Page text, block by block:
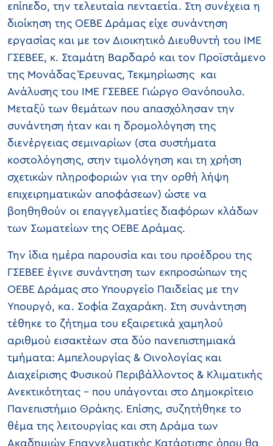
επίπεδο, την τελευταία πενταετία. Στη συνέχεια η
διοίκηση της ΟΕΒΕ Δράμας είχε συνάντηση
εργασίας και με τον Διοικητικό Διευθυντή του ΙΜΕ
ΓΣΕΒΕΕ, κ. Σταμάτη Βαρδαρό και τον Προϊστάμενο
της Μονάδας Έρευνας, Τεκμηρίωσης και
Ανάλυσης του ΙΜΕ ΓΣΕΒΕΕ Γιώργο Θανόπουλο.
Μεταξύ των θεμάτων που απασχόλησαν την
συνάντηση ήταν και η δρομολόγηση της
διενέργειας σεμιναρίων (στα συστήματα
κοστολόγησης, στην τιμολόγηση και τη χρήση
σχετικών πληροφοριών για την ορθή λήψη
επιχειρηματικών αποφάσεων) ώστε να
βοηθηθούν οι επαγγελματίες διαφόρων κλάδων
των Σωματείων της ΟΕΒΕ Δράμας.
Την ίδια ημέρα παρουσία και του προέδρου της
ΓΣΕΒΕΕ έγινε συνάντηση των εκπροσώπων της
ΟΕΒΕ Δράμας στο Υπουργείο Παιδείας με την
Υπουργό, κα. Σοφία Ζαχαράκη. Στη συνάντηση
τέθηκε το ζήτημα του εξαιρετικά χαμηλού
αριθμού εισακτέων στα δύο πανεπιστημιακά
τμήματα: Αμπελουργίας & Οινολογίας και
Διαχείρισης Φυσικού Περιβάλλοντος & Κλιματικής
Ανεκτικότητας - που υπάγονται στο Δημοκρίτειο
Πανεπιστήμιο Θράκης. Επίσης, συζητήθηκε το
θέμα της λειτουργίας και στη Δράμα των
Ακαδημιών Επαγγελματικής Κατάρτισης όπου θα